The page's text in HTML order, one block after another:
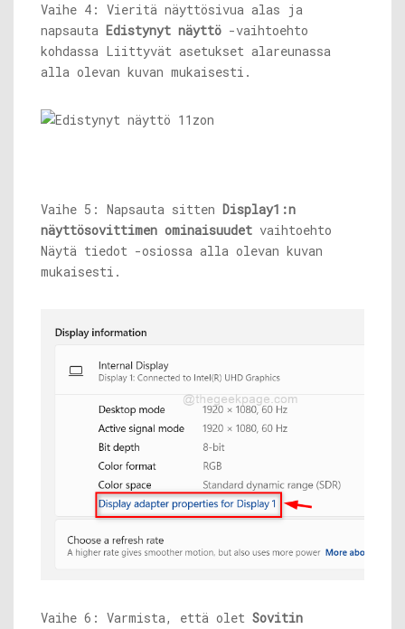
Vaihe 4: Vieritä näyttösivua alas ja
napsauta Edistynyt näyttö -vaihtoehto
kohdassa Liittyvät asetukset alareunassa
alla olevan kuvan mukaisesti.
Vaihe 5: Napsauta sitten Display1:n
näyttösovittimen ominaisuudet vaihtoehto
Näytä tiedot -osiossa alla olevan kuvan
mukaisesti.
Vaihe 6: Varmista, että olet Sovitin